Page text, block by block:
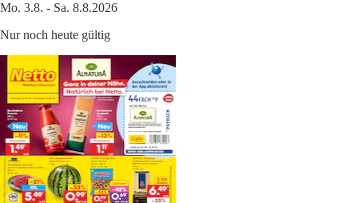
Mo. 3.8. - Sa. 8.8.2026
Nur noch heute gültig